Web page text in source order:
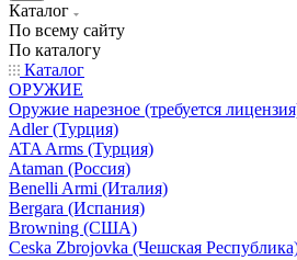
Каталог
По всему сайту
По каталогу
Каталог
ОРУЖИЕ
Оружие нарезное (требуется
Adler (Турция)
ATA Arms (Турция)
Ataman (Россия)
Benelli Armi (Италия)
Bergara (Испания)
Browning (США)
Ceska Zbrojovka (Чешская